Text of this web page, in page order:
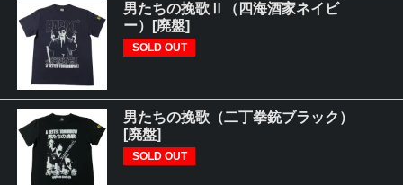
男たちの挽歌Ⅱ（四海酒家ネイビ
ー）[廃盤]
SOLD OUT
男たちの挽歌（二丁拳銃ブラック）
[廃盤]
SOLD OUT